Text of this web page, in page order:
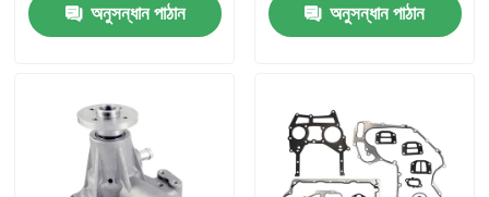
আমাদের সম্পর্কে
অনুসন্ধান পাঠান
অনুসন্ধান পাঠান